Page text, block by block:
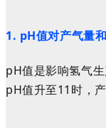
1. pH值对产气量
pH值是影响氢气
pH值升至11时，